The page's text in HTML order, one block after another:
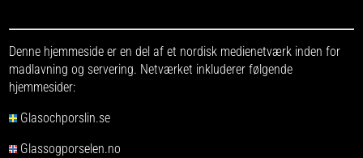
Denne hjemmeside er en del af et nordisk medienetværk inden for
madlavning og servering. Netværket inkluderer følgende
hjemmesider:
Glasochporslin.se
Glassogporselen.no